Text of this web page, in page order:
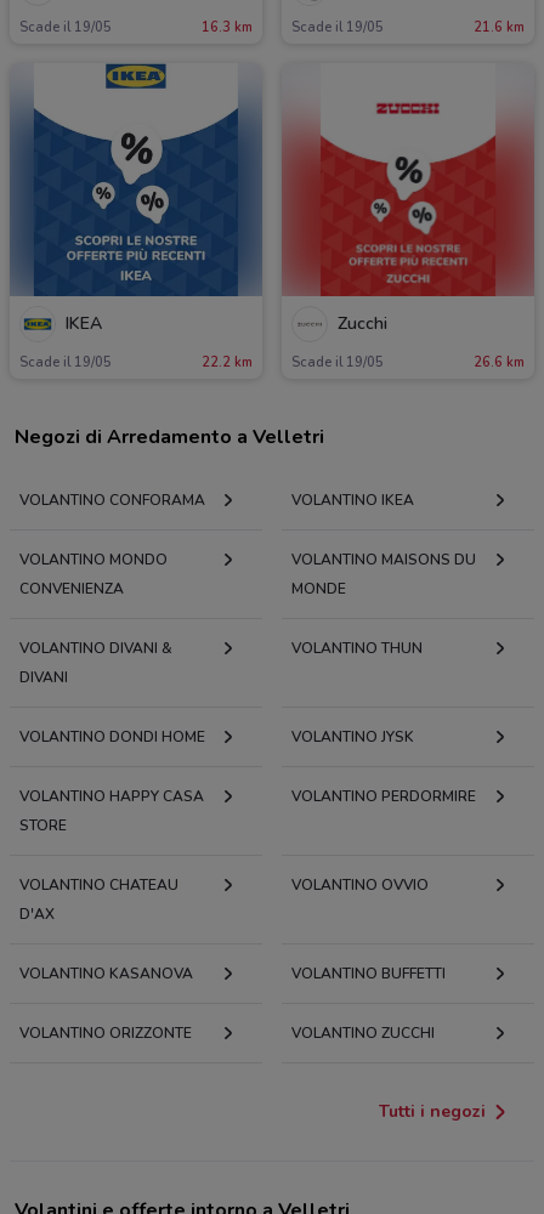
Scade il 19/05 16.3 km Scade il 19/05 21.6 km
IKEA
Scade il 19/05 22.2 km
Zucchi
Scade il 19/05 26.6 km
Negozi di Arredamento a Velletri
VOLANTINO CONFORAMA VOLANTINO IKEA
VOLANTINO MONDO
CONVENIENZA
VOLANTINO MAISONS DU
MONDE
VOLANTINO DIVANI &
DIVANI
VOLANTINO THUN
VOLANTINO DONDI HOME VOLANTINO JYSK
VOLANTINO HAPPY CASA
STORE
VOLANTINO PERDORMIRE
VOLANTINO CHATEAU
D'AX
VOLANTINO OVVIO
VOLANTINO KASANOVA VOLANTINO BUFFETTI
VOLANTINO ORIZZONTE VOLANTINO ZUCCHI
Tutti i negozi